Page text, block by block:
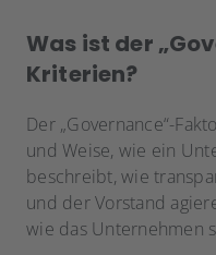
Was ist der
Kriterien?
Der „Governance“-
und Weise, wie ein
beschreibt, wie
und der Vorstand
wie das Unternehmen